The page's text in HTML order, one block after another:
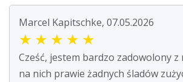
Marcel Kapitschke, 07.05.2026
★ ★ ★ ★ ★
Cześć, jestem bardzo zadowolony z
na nich prawie żadnych śladów